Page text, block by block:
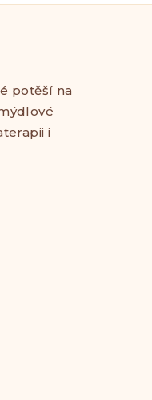
potěší na
i